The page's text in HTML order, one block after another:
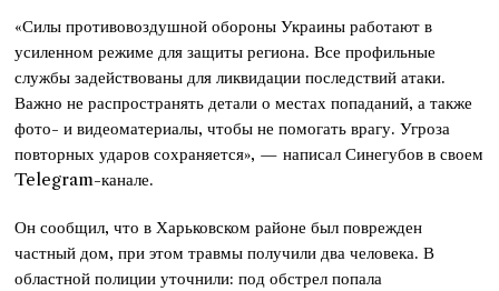
«Силы противовоздушной обороны Украины работают в
усиленном режиме для защиты региона. Все профильные
службы задействованы для ликвидации последствий атаки.
Важно не распространять детали о местах попаданий, а также
фото- и видеоматериалы, чтобы не помогать врагу. Угроза
повторных ударов сохраняется», — написал Синегубов в своем
Telegram-канале.
Он сообщил, что в Харьковском районе был поврежден
частный дом, при этом травмы получили два человека. В
областной полиции уточнили: под обстрел попала